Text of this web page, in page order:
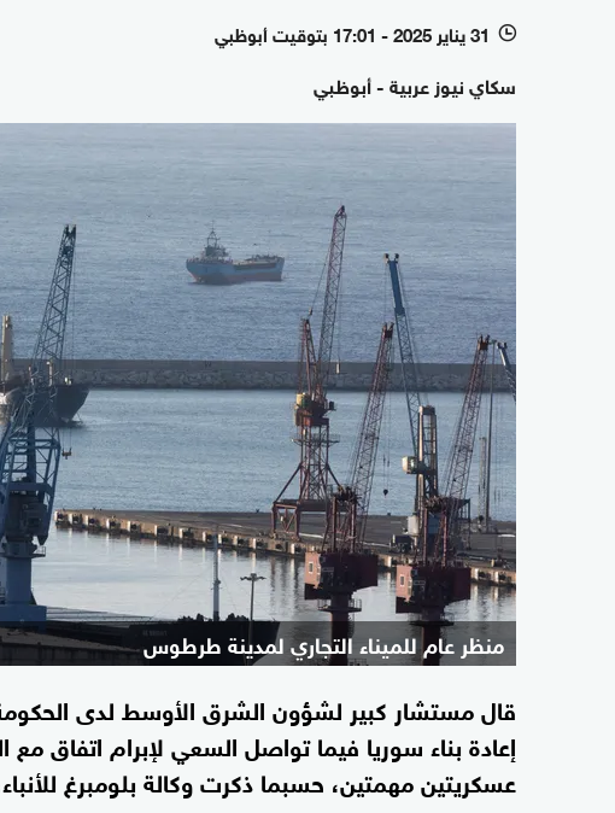
l 31 يناير 2025 - 17:01 بتوقيت أبوظبي
سكاي نيوز عربية - أبوظبي
منظر عام للميناء التجاري لمدينة طرطوس
قال مستشار كبير لشؤون الشرق الأوسط لدى
إعادة بناء سوريا فيما تواصل السعي لإبرام اتفاق مع
عسكريتين مهمتين، حسبما ذكرت وكالة بلومبرغ